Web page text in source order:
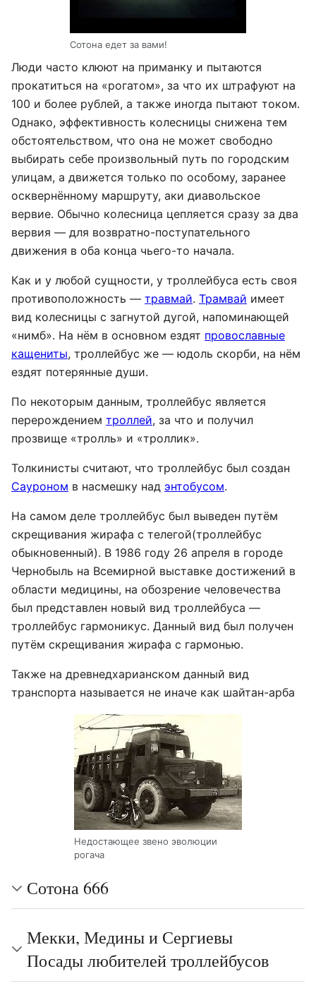
Сотона едет за вами!
Люди часто клюют на приманку и пытаются
прокатиться на «рогатом», за что их штрафуют на
100 и более рублей, а также иногда пытают током.
Однако, эффективность колесницы снижена тем
обстоятельством, что она не может свободно
выбирать себе произвольный путь по городским
улицам, а движется только по особому, заранее
осквернённому маршруту, аки диавольское
вервие. Обычно колесница цепляется сразу за два
вервия — для возвратно-поступательного
движения в оба конца чьего-то начала.
Как и у любой сущности, у троллейбуса есть своя
противоположность — травмай. Трамвай имеет
вид колесницы с загнутой дугой, напоминающей
«нимб». На нём в основном ездят провославные
кащениты, троллейбус же — юдоль скорби, на нём
ездят потерянные души.
По некоторым данным, троллейбус является
перерождением троллей, за что и получил
прозвище «тролль» и «троллик».
Толкинисты считают, что троллейбус был создан
Сауроном в насмешку над энтобусом.
На самом деле троллейбус был выведен путём
скрещивания жирафа с телегой(троллейбус
обыкновенный). В 1986 году 26 апреля в городе
Чернобыль на Всемирной выставке достижений в
области медицины, на обозрение человечества
был представлен новый вид троллейбуса —
троллейбус гармоникус. Данный вид был получен
путём скрещивания жирафа с гармонью.
Также на древнедхарианском данный вид
транспорта называется не иначе как шайтан-арба
Недостающее звено эволюции
рогача
Сотона 666
Мекки, Медины и Сергиевы
Посады любителей троллейбусов